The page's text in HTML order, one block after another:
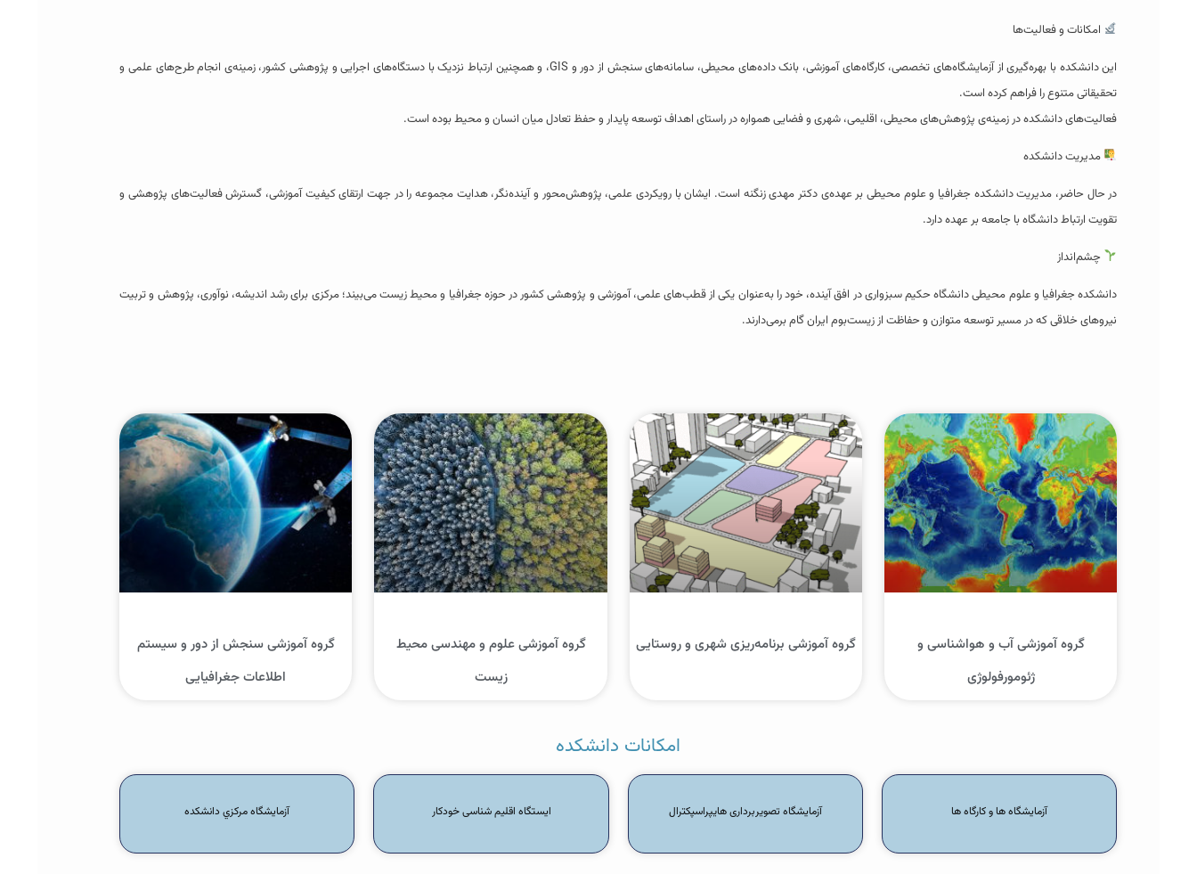
امکانات و فعالیت‌ها
این دانشکده با بهره‌گیری از آزمایشگاه‌های تخصصی، کارگاه‌های آموزشی، بانک داده‌های محیطی، سامانه‌های سنجش از دور و GIS، و همچنین ارتباط نزدیک با دستگاه‌های اجرایی و پژوهشی کشور، زمینه‌ی انجام طرح‌های علمی و
تحقیقاتی متنوع را فراهم کرده است.
فعالیت‌های دانشکده در زمینه‌ی پژوهش‌های محیطی، اقلیمی، شهری و فضایی همواره در راستای اهداف توسعه پایدار و حفظ تعادل میان انسان و محیط بوده است.
مدیریت دانشکده
در حال حاضر، مدیریت دانشکده جغرافیا و علوم محیطی بر عهده‌ی دکتر مهدی زنگنه است. ایشان با رویکردی علمی، پژوهش‌محور و آینده‌نگر، هدایت مجموعه را در جهت ارتقای کیفیت آموزشی، گسترش فعالیت‌های پژوهشی و
تقویت ارتباط دانشگاه با جامعه بر عهده دارد.
چشم‌انداز
دانشکده جغرافیا و علوم محیطی دانشگاه حکیم سبزواری در افق آینده، خود را به‌عنوان یکی از قطب‌های علمی، آموزشی و پژوهشی کشور در حوزه جغرافیا و محیط زیست می‌بیند؛ مرکزی برای رشد اندیشه، نوآوری، پژوهش و تربیت
نیروهای خلاقی که در مسیر توسعه متوازن و حفاظت از زیست‌بوم ایران گام برمی‌دارند.
گروه آموزشی آب و هواشناسی و
ژئومورفولوژی
گروه آموزشی برنامه‌ریزی شهری و روستایی
گروه آموزشی علوم و مهندسی محیط
زیست
گروه آموزشی سنجش از دور و سیستم
اطلاعات جغرافیایی
امکانات دانشکده
آزمایشگاه ها و کارگاه ها آزمایشگاه تصویربرداری هایپراسپکترال ایستگاه اقلیم شناسی خودکار آزمايشگاه مرکزي دانشکده